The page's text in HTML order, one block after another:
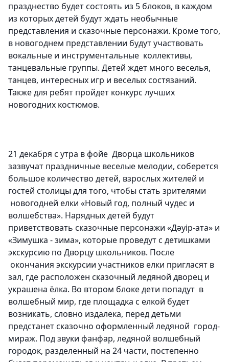
празднество будет состоять из 5 блоков, в каждом
из которых детей будут ждать необычные
представления и сказочные персонажи. Кроме того,
в новогоднем представлении будут участвовать
вокальные и инструментальные коллективы,
танцевальные группы. Детей ждет много веселья,
танцев, интересных игр и веселых состязаний.
Также для ребят пройдет конкурс лучших
новогодних костюмов.
21 декабря с утра в фойе Дворца школьников
зазвучат праздничные веселые мелодии, соберется
большое количество детей, взрослых жителей и
гостей столицы для того, чтобы стать зрителями
новогодней елки «Новый год, полный чудес и
волшебства». Нарядных детей будут
приветствовать сказочные персонажи «Дәуір-ата» и
«Зимушка - зима», которые проведут с детишками
экскурсию по Дворцу школьников. После
окончания экскурсии участников елки пригласят в
зал, где расположен сказочный ледяной дворец и
украшена ёлка. Во втором блоке дети попадут в
волшебный мир, где площадка с елкой будет
возникать, словно издалека, перед детьми
предстанет сказочно оформленный ледяной город-
мираж. Под звуки фанфар, ледяной волшебный
городок, разделенный на 24 части, постепенно